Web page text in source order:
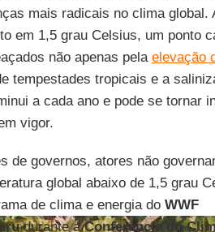
mais radicais no clima global.
em 1,5 grau Celsius, um ponto
não apenas pela elevação
tempestades tropicais e a
a cada ano e pode se tornar
vigor.
de governos, atores não
global abaixo de 1,5 grau
de clima e energia do WWF
durante aConferência do